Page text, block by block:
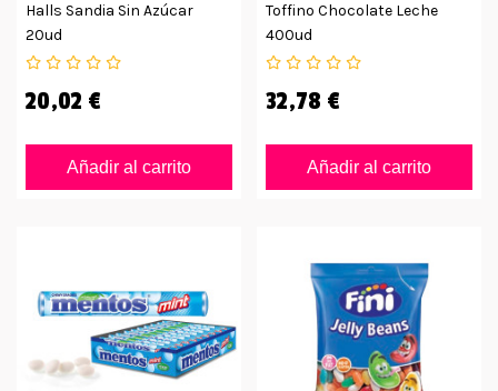
Halls Sandia Sin Azúcar
20ud
20,02 €
Añadir al carrito
Toffino Chocolate Leche
400ud
32,78 €
Añadir al carrito